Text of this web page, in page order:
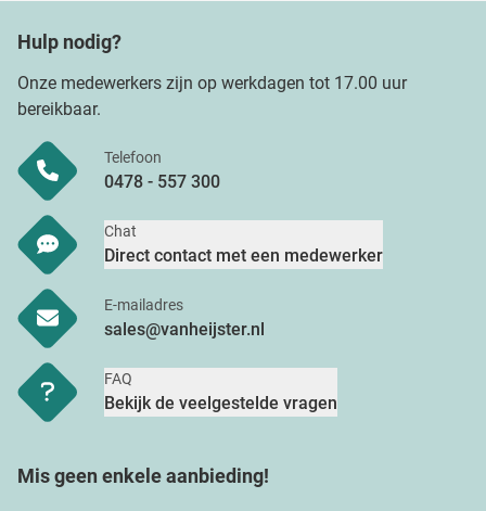
Hulp nodig?
Onze medewerkers zijn op werkdagen tot 17.00 uur
bereikbaar.
Telefoon
0478 - 557 300
Chat
Direct contact met een medewerker
E-mailadres
sales@vanheijster.nl
FAQ
Bekijk de veelgestelde vragen
Mis geen enkele aanbieding!